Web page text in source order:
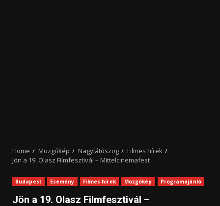
Home Mozgókép Nagylátószög
Filmes hírek
Jön a 19. Olasz Filmfesztivál – Mittelcinemafest
Budapest Esemény Filmes hírek Mozgókép Programajánló
Jön a 19. Olasz Filmfesztivál –